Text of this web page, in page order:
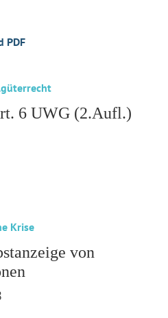
PDF
6 UWG (2.Aufl.)
Krise
von